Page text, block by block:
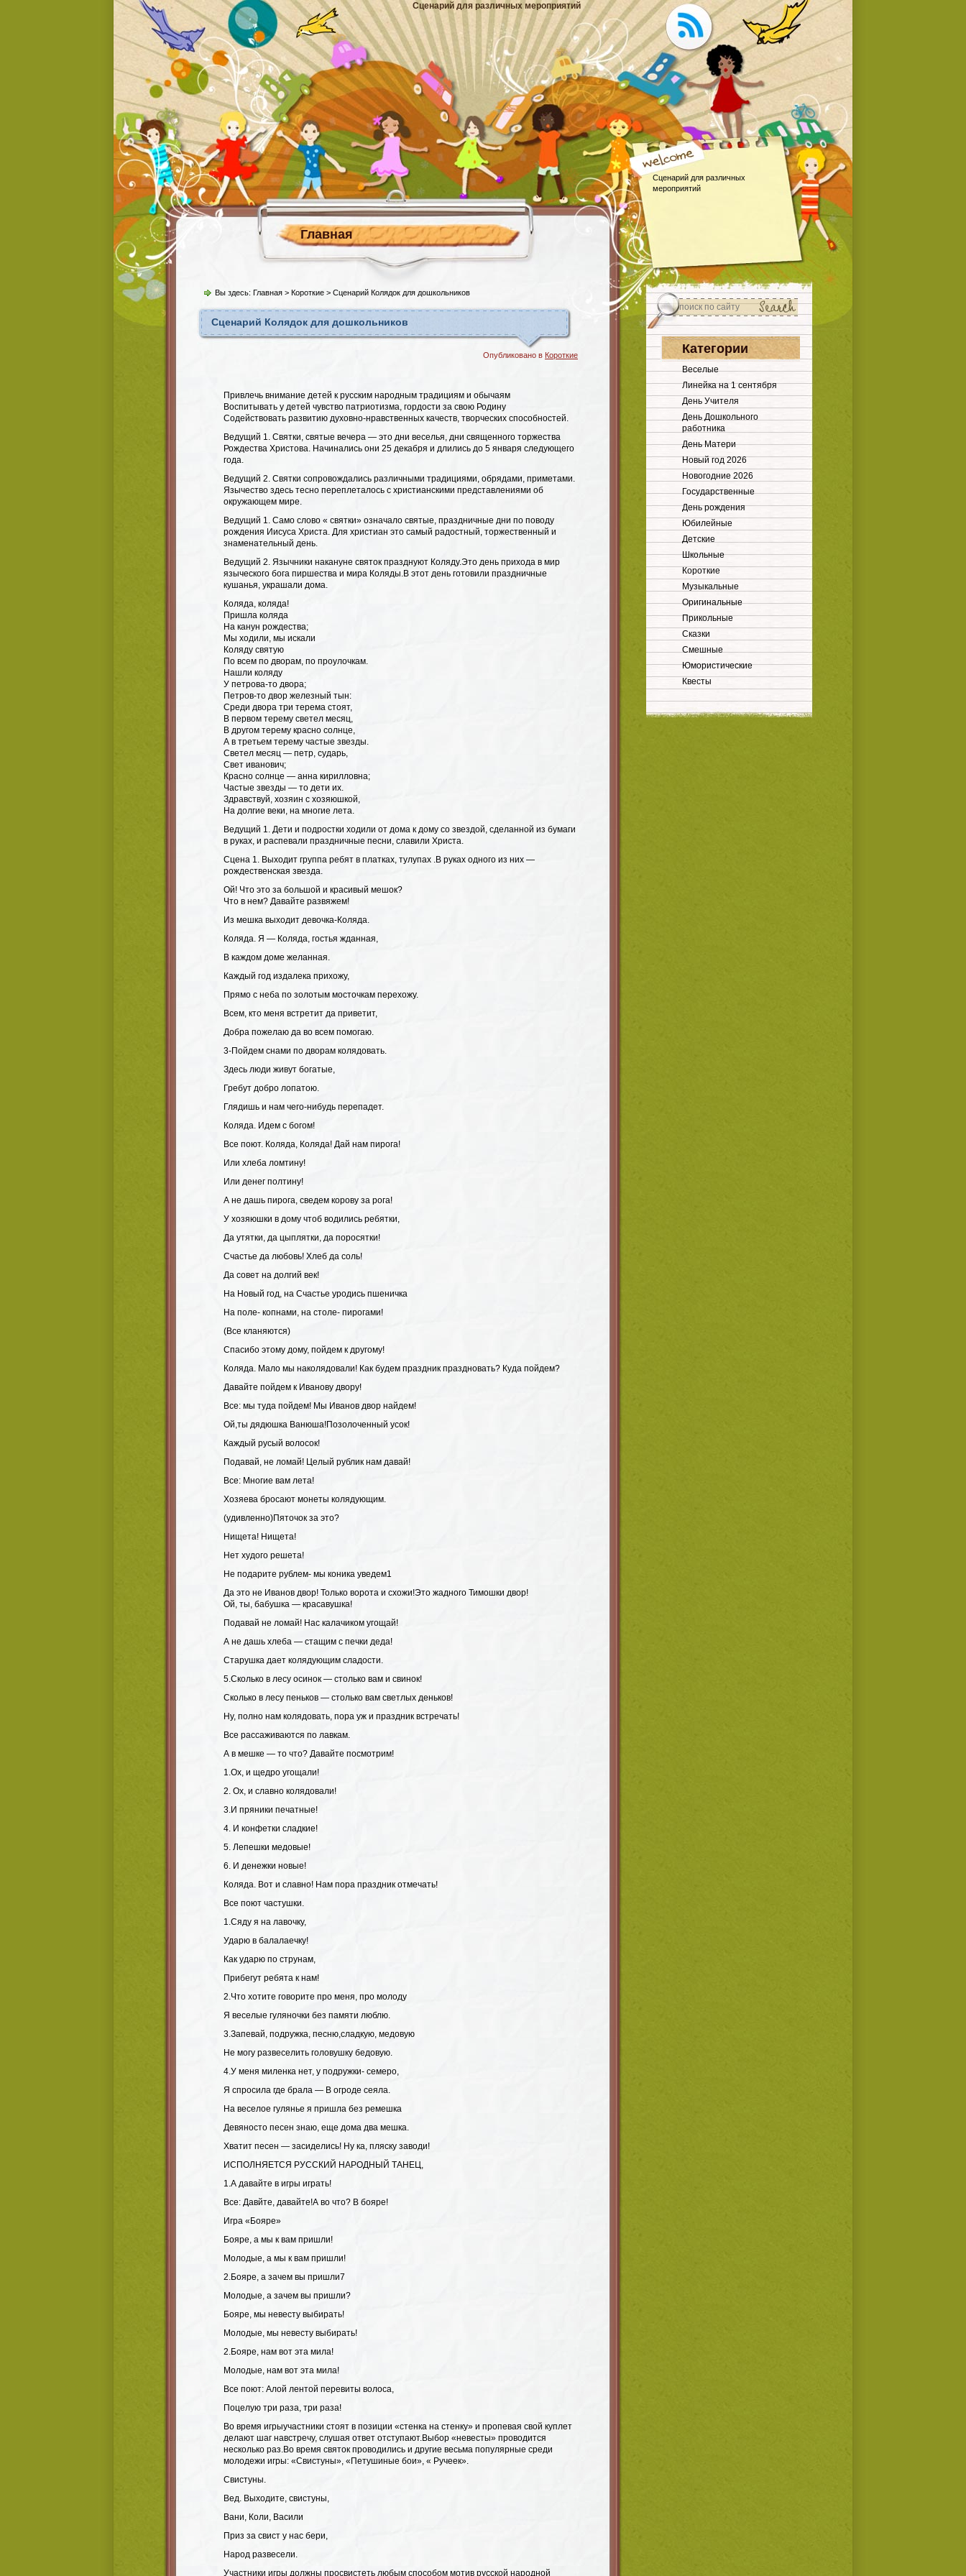
Сценарий для различных мероприятий
Главная
Сценарий для различных
мероприятий
Вы здесь: Главная > Короткие > Сценарий Колядок для дошкольников
Сценарий Колядок для дошкольников
Опубликовано в Короткие
Привлечь внимание детей к русским народным традициям и обычаям
Воспитывать у детей чувство патриотизма, гордости за свою Родину
Содействовать развитию духовно-нравственных качеств, творческих способностей.
Ведущий 1. Святки, святые вечера — это дни веселья, дни священного торжества
Рождества Христова. Начинались они 25 декабря и длились до 5 января следующего
года.
Ведущий 2. Святки сопровождались различными традициями, обрядами, приметами.
Язычество здесь тесно переплеталось с христианскими представлениями об
окружающем мире.
Ведущий 1. Само слово « святки» означало святые, праздничные дни по поводу
рождения Иисуса Христа. Для христиан это самый радостный, торжественный и
знаменательный день.
Ведущий 2. Язычники накануне святок празднуют Коляду.Это день прихода в мир
языческого бога пиршества и мира Коляды.В этот день готовили праздничные
кушанья, украшали дома.
Коляда, коляда!
Пришла коляда
На канун рождества;
Мы ходили, мы искали
Коляду святую
По всем по дворам, по проулочкам.
Нашли коляду
У петрова-то двора;
Петров-то двор железный тын:
Среди двора три терема стоят,
В первом терему светел месяц,
В другом терему красно солнце,
А в третьем терему частые звезды.
Светел месяц — петр, сударь,
Свет иванович;
Красно солнце — анна кирилловна;
Частые звезды — то дети их.
Здравствуй, хозяин с хозяюшкой,
На долгие веки, на многие лета.
Ведущий 1. Дети и подростки ходили от дома к дому со звездой, сделанной из бумаги
в руках, и распевали праздничные песни, славили Христа.
Сцена 1. Выходит группа ребят в платках, тулупах .В руках одного из них —
рождественская звезда.
Ой! Что это за большой и красивый мешок?
Что в нем? Давайте развяжем!
Из мешка выходит девочка-Коляда.
Коляда. Я — Коляда, гостья жданная,
В каждом доме желанная.
Каждый год издалека прихожу,
Прямо с неба по золотым мосточкам перехожу.
Всем, кто меня встретит да приветит,
Добра пожелаю да во всем помогаю.
3-Пойдем снами по дворам колядовать.
Здесь люди живут богатые,
Гребут добро лопатою.
Глядишь и нам чего-нибудь перепадет.
Коляда. Идем с богом!
Все поют. Коляда, Коляда! Дай нам пирога!
Или хлеба ломтину!
Или денег полтину!
А не дашь пирога, сведем корову за рога!
У хозяюшки в дому чтоб водились ребятки,
Да утятки, да цыплятки, да поросятки!
Счастье да любовь! Хлеб да соль!
Да совет на долгий век!
На Новый год, на Счастье уродись пшеничка
На поле- копнами, на столе- пирогами!
(Все кланяются)
Спасибо этому дому, пойдем к другому!
Коляда. Мало мы наколядовали! Как будем праздник праздновать? Куда пойдем?
Давайте пойдем к Иванову двору!
Все: мы туда пойдем! Мы Иванов двор найдем!
Ой,ты дядюшка Ванюша!Позолоченный усок!
Каждый русый волосок!
Подавай, не ломай! Целый рублик нам давай!
Все: Многие вам лета!
Хозяева бросают монеты колядующим.
(удивленно)Пяточок за это?
Нищета! Нищета!
Нет худого решета!
Не подарите рублем- мы коника уведем1
Да это не Иванов двор! Только ворота и схожи!Это жадного Тимошки двор!
Ой, ты, бабушка — красавушка!
Подавай не ломай! Нас калачиком угощай!
А не дашь хлеба — стащим с печки деда!
Старушка дает колядующим сладости.
5.Сколько в лесу осинок — столько вам и свинок!
Сколько в лесу пеньков — столько вам светлых деньков!
Ну, полно нам колядовать, пора уж и праздник встречать!
Все рассаживаются по лавкам.
А в мешке — то что? Давайте посмотрим!
1.Ох, и щедро угощали!
2. Ох, и славно колядовали!
3.И пряники печатные!
4. И конфетки сладкие!
5. Лепешки медовые!
6. И денежки новые!
Коляда. Вот и славно! Нам пора праздник отмечать!
Все поют частушки.
1.Сяду я на лавочку,
Ударю в балалаечку!
Как ударю по струнам,
Прибегут ребята к нам!
2.Что хотите говорите про меня, про молоду
Я веселые гуляночки без памяти люблю.
3.Запевай, подружка, песню,сладкую, медовую
Не могу развеселить головушку бедовую.
4.У меня миленка нет, у подружки- семеро,
Я спросила где брала — В огроде сеяла.
На веселое гулянье я пришла без ремешка
Девяносто песен знаю, еще дома два мешка.
Хватит песен — засиделись! Ну ка, пляску заводи!
ИСПОЛНЯЕТСЯ РУССКИЙ НАРОДНЫЙ ТАНЕЦ,
1.А давайте в игры играть!
Все: Давйте, давайте!А во что? В бояре!
Игра «Бояре»
Бояре, а мы к вам пришли!
Молодые, а мы к вам пришли!
2.Бояре, а зачем вы пришли7
Молодые, а зачем вы пришли?
Бояре, мы невесту выбирать!
Молодые, мы невесту выбирать!
2.Бояре, нам вот эта мила!
Молодые, нам вот эта мила!
Все поют: Алой лентой перевиты волоса,
Поцелую три раза, три раза!
Во время игрыучастники стоят в позиции «стенка на стенку» и пропевая свой куплет
делают шаг навстречу, слушая ответ отступают.Выбор «невесты» проводится
несколько раз.Во время святок проводились и другие весьма популярные среди
молодежи игры: «Свистуны», «Петушиные бои», « Ручеек».
Свистуны.
Вед. Выходите, свистуны,
Вани, Коли, Васили
Приз за свист у нас бери,
Народ развесели.
Участники игры должны просвистеть любым способом мотив русской народной
Категории
Веселые
Линейка на 1 сентября
День Учителя
День Дошкольного
работника
День Матери
Новый год 2026
Новогодние 2026
Государственные
День рождения
Юбилейные
Детские
Школьные
Короткие
Музыкальные
Оригинальные
Прикольные
Сказки
Смешные
Юмористические
Квесты